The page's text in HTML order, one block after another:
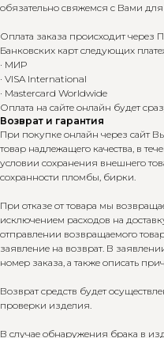
обязательно свяжемся с Вами для
Оплата заказа происходит
Банковских карт следующих
· МИР
· VISA International
· Mastercard Worldwide
Оплата на сайте онлайн будет
Возврат и гарантия
При покупке онлайн через сайт
товар надлежащего качества, в
условии сохранения внешнего
сохранности пломбы, бирки.
При отказе от товара мы
исключением расходов на
отправлении возвращаемого
заявление на возврат. В
номер заказа, а также описать
Возврат средств будет
проверки изделия.
В случае обнаружения брака в